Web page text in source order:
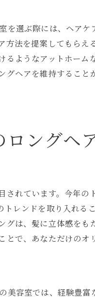
ティン
ック
びのコツ
ヒント
の選び方
方法
意点
る
現
選ぶ際には、ヘア
法を提案してもらえ
ようなアットホーム
ヘアを維持すること
ングヘ
れています。今年の
レンドを取り入れる
は、髪に立体感を
で、あなただけのオ
容室では、経験豊